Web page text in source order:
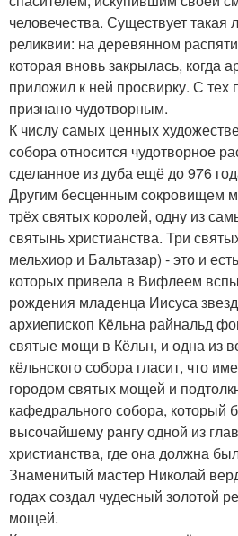
человечества. Существует такая
реликвии: на деревянном
которая вновь закрылась, когда
приложил к ней просвирку. С тех
признано чудотворным.
К числу самых ценных
собора относится чудотворное
сделанное из дуба ещё до 976
Другим бесценным сокровищем
трёх святых королей, одну из
святынь христианства. Три
мельхиор и Бальтазар) - это и
которых привела в Вифлеем
рождения младенца Иисуса
архиепископ Кёльна райнальд
святые мощи в Кёльн, и одна из
кёльнского собора гласит, что
городом святых мощей и
кафедрального собора, который
высочайшему рангу одной из
христианства, где она должна
Знаменитый мастер Николай
годах создал чудесный золотой
мощей.